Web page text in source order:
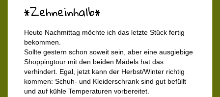
*Zehneinhalb*
Heute Nachmittag möchte ich das letzte Stück fertig
bekommen.
Sollte gestern schon soweit sein, aber eine ausgiebige
Shoppingtour mit den beiden Mädels hat das
verhindert. Egal, jetzt kann der Herbst/Winter richtig
kommen: Schuh- und Kleiderschrank sind gut befüllt
und auf kühle Temperaturen vorbereitet.